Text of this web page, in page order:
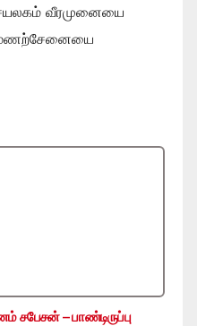
வீரமுனையை
மணற்சேனையை
சபேசன் – பாண்டிருப்பு